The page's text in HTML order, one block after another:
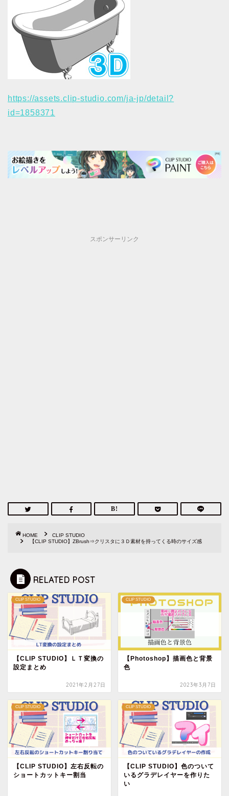
https://assets.clip-studio.com/ja-jp/detail?
id=1858371
スポンサーリンク
HOME
CLIP STUDIO
【CLIP STUDIO】ZBrush⇒クリスタに３Ｄ素材を持ってくる時のサイズ感
RELATED POST
CLIP STUDIO
【CLIP STUDIO】ＬＴ変換の
設定まとめ
2021年2月27日
CLIP STUDIO
【Photoshop】描画色と背景
色
2023年3月7日
CLIP STUDIO
【CLIP STUDIO】左右反転の
ショートカットキー割当
CLIP STUDIO
【CLIP STUDIO】色のついて
いるグラデレイヤーを作りた
い